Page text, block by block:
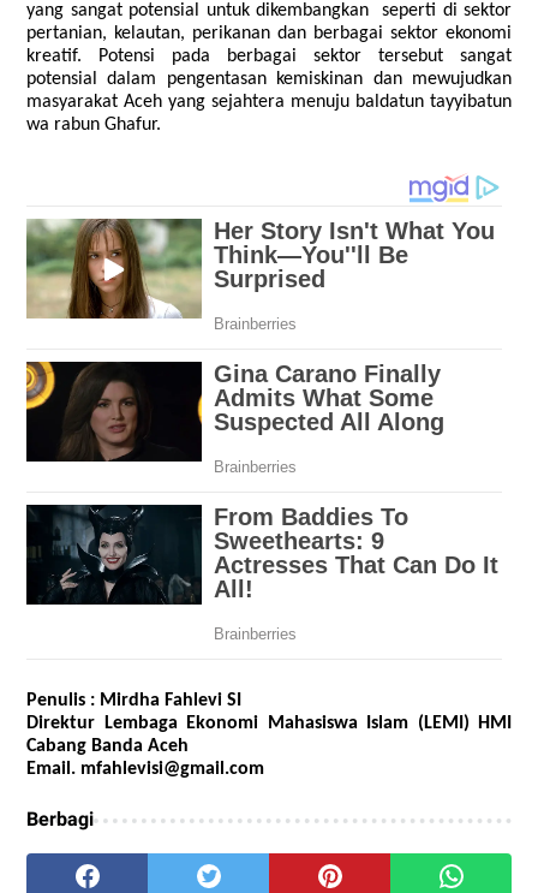
yang sangat potensial untuk dikembangkan seperti di sektor
pertanian, kelautan, perikanan dan berbagai sektor ekonomi
kreatif. Potensi pada berbagai sektor tersebut sangat
potensial dalam pengentasan kemiskinan dan mewujudkan
masyarakat Aceh yang sejahtera menuju baldatun tayyibatun
wa rabun Ghafur.
Penulis : Mirdha Fahlevi SI
Direktur Lembaga Ekonomi Mahasiswa Islam (LEMI) HMI
Cabang Banda Aceh
Email. mfahlevisi@gmail.com
Berbagi